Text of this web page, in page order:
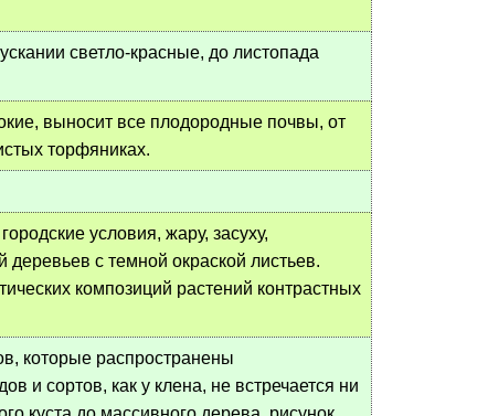
светло-красные, до листопада
выносит все плодородные почвы, от
торфяниках.
условия, жару, засуху,
деревьев с темной окраской листьев.
композиций растений контрастных
которые распространены
и сортов, как у клена, не встречается ни